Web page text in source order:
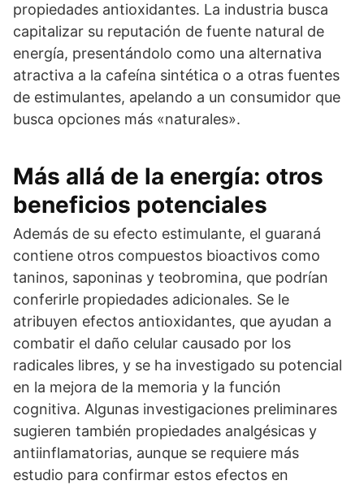
propiedades antioxidantes. La industria busca
capitalizar su reputación de fuente natural de
energía, presentándolo como una alternativa
atractiva a la cafeína sintética o a otras fuentes
de estimulantes, apelando a un consumidor que
busca opciones más «naturales».
Más allá de la energía: otros
beneficios potenciales
Además de su efecto estimulante, el guaraná
contiene otros compuestos bioactivos como
taninos, saponinas y teobromina, que podrían
conferirle propiedades adicionales. Se le
atribuyen efectos antioxidantes, que ayudan a
combatir el daño celular causado por los
radicales libres, y se ha investigado su potencial
en la mejora de la memoria y la función
cognitiva. Algunas investigaciones preliminares
sugieren también propiedades analgésicas y
antiinflamatorias, aunque se requiere más
estudio para confirmar estos efectos en